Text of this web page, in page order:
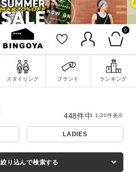
0
スタイリング ブランド ランキング
詳細検索
LADIES
絞り込んで検索する
448件中 1-20件表示